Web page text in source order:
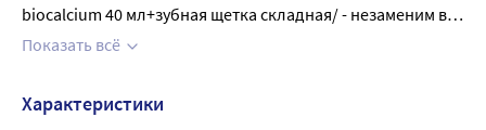
biocalcium 40 мл+зубная щетка складная/ - незаменим в
дороге и путешествиях для ежедневной гигиены полости
зубная складная с щетиной средней жесткости. Паста
предназначена для восстановления эмали и снижения
Показать всё
Характеристики